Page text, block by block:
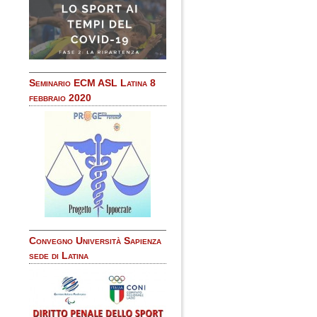
Seminario ECM ASL Latina 8
febbraio 2020
Convegno Università Sapienza
sede di Latina